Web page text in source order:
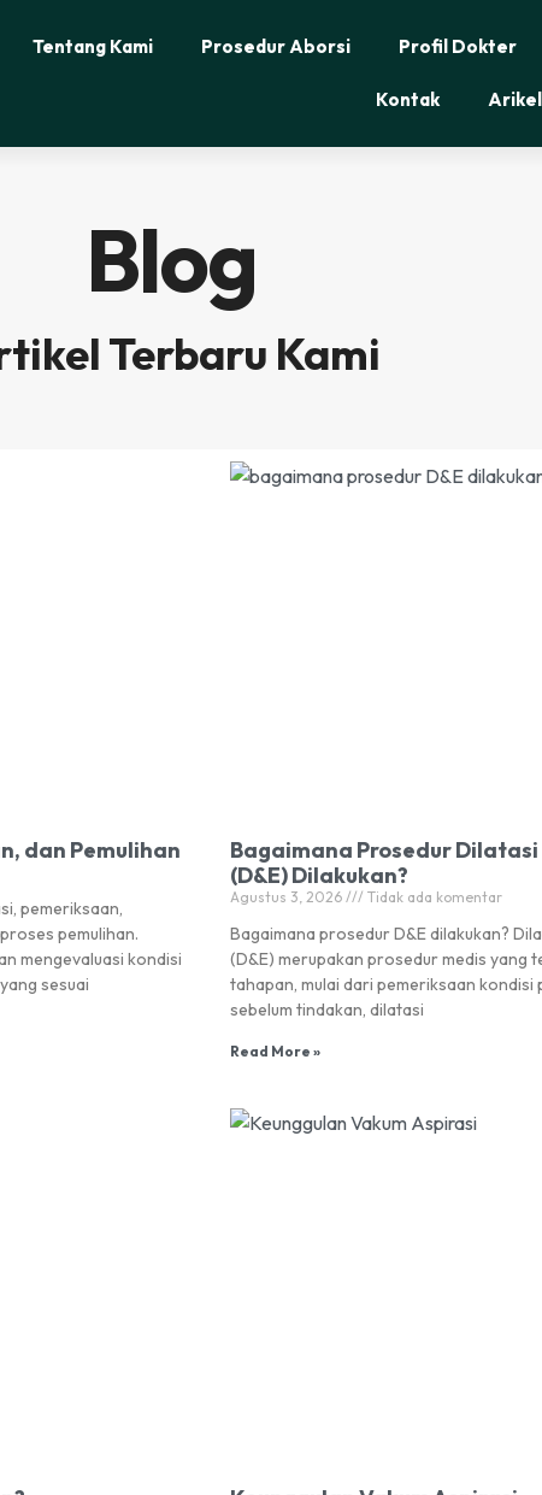
Tentang Kami Prosedur Aborsi Profil Dokter
Kontak Arikel
Blog
Terbaru Kami
dan Pemulihan
pemeriksaan,
pemulihan.
mengevaluasi kondisi
sesuai
Bagaimana Prosedur
(D&E) Dilakukan?
Agustus 3, 2026 Tidak ada komentar
Bagaimana prosedur D&E dilakukan?
(D&E) merupakan prosedur medis yang
tahapan, mulai dari pemeriksaan kondisi
sebelum tindakan, dilatasi
Read More »